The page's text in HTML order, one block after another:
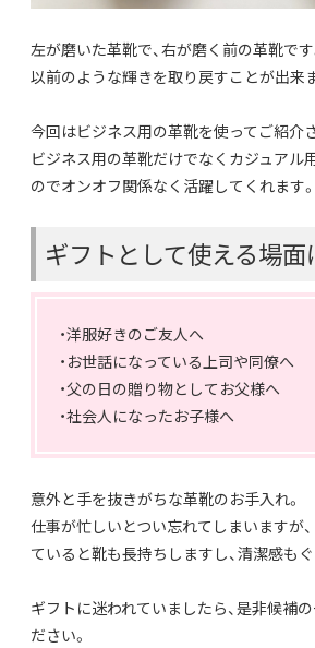
左が磨いた革靴で、右が磨く前の革靴です
以前のような輝きを取り戻すことが出来
今回はビジネス用の革靴を使ってご紹介
ビジネス用の革靴だけでなくカジュアル
のでオンオフ関係なく活躍してくれます。
ギフトとして使える場面
・洋服好きのご友人へ
・お世話になっている上司や同僚へ
・父の日の贈り物としてお父様へ
・社会人になったお子様へ
意外と手を抜きがちな革靴のお手入れ。
仕事が忙しいとつい忘れてしまいますが
ていると靴も長持ちしますし、清潔感も
ギフトに迷われていましたら、是非候補
ださい。